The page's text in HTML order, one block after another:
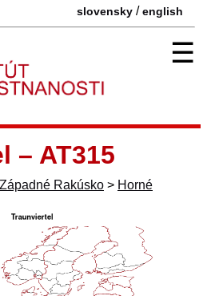
slovensky /english
☰
– AT315
Západné Rakúsko > Horné